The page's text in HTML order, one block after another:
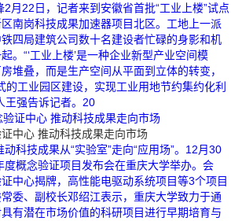
月22日，记者来到安徽省首批“工业上楼”试点
南岗科技成果加速器项目北区。工地上一派
四局建筑公司数十名建设者忙碌的身影和机
。“‘工业上楼’是一种企业新型产业空间模
堆叠，而是生产空间从平面到立体的转变，
的工业园区建设，实现工业用地节约集约化利
王强告诉记者。20
中心 推动科技成果走向市场
科技成果从“实验室”走向“应用场”。12月30
度概念验证项目发布会在重庆大学举办。会
证中心揭牌，高性能电驱动系统项目等3个项目
委、副校长邓绍江表示，重庆大学致力于通
有潜在市场价值的科研项目进行早期培育与